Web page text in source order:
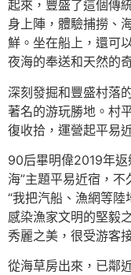
起來，豐盛了這個傳
身上陣，體驗捕撈、
鮮。坐在船上，還可
夜海的奉送和天然的
深刻發掘和豐盛村落
著名的游玩勝地。村
復收拾，運營起平易
90后畢明偉2019年返
海”主題平易近宿，不
“我把汽船、漁網等
感染漁家文明的堅毅
秀麗之美，很受游客
從海草房出來，已鄰